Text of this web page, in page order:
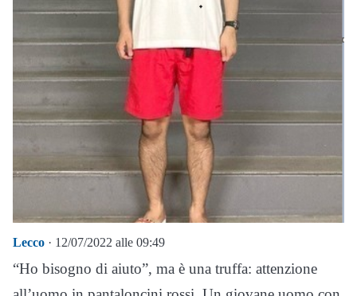
Lecco · 12/07/2022 alle 09:49
“Ho bisogno di aiuto”, ma è una truffa: attenzione